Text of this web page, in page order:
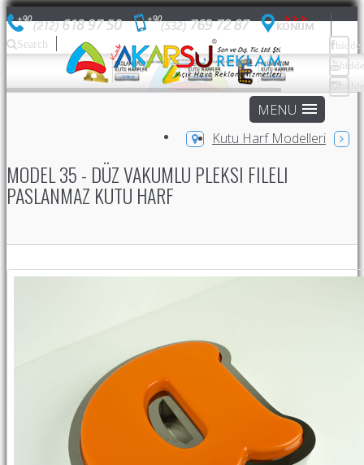
Search
Kutu Harf Modelleri
MODEL 35 - DÜZ VAKUMLU PLEKSI FILELI
PASLANMAZ KUTU HARF